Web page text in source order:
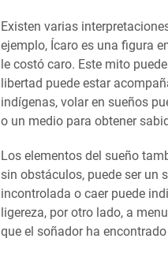
Existen varias
ejemplo, Ícaro es una figura
le costó caro. Este mito
libertad puede estar
indígenas, volar en sueños
o un medio para obtener
Los elementos del sueño
sin obstáculos, puede ser un
incontrolada o caer puede
ligereza, por otro lado, a
que el soñador ha